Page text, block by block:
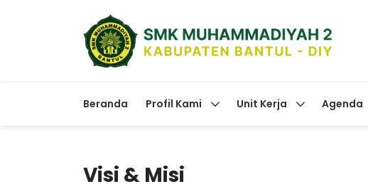
Beranda Profil Kami Unit Kerja Agenda
Visi & Misi